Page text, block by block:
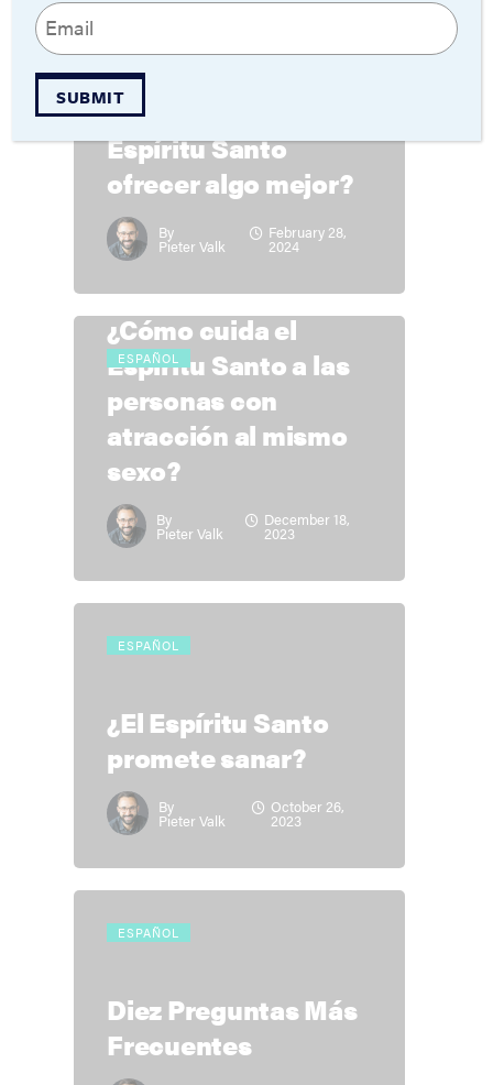
ESPAÑOL
¿Pueden las iglesias
guiadas por el
Espíritu Santo
ofrecer algo mejor?
By
Pieter Valk
February 28,
2024
ESPAÑOL
¿Cómo cuida el
Espíritu Santo a las
personas con
atracción al mismo
sexo?
By
Pieter Valk
December 18,
2023
ESPAÑOL
¿El Espíritu Santo
promete sanar?
By
Pieter Valk
October 26,
2023
ESPAÑOL
Diez Preguntas Más
Frecuentes
Email
(Required)
SUBMIT